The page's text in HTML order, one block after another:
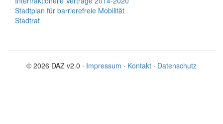
Stadtplan für barrierefreie Mobilität
Stadtrat
© 2026 DAZ v2.0 · Impressum · Kontakt · Datenschutz